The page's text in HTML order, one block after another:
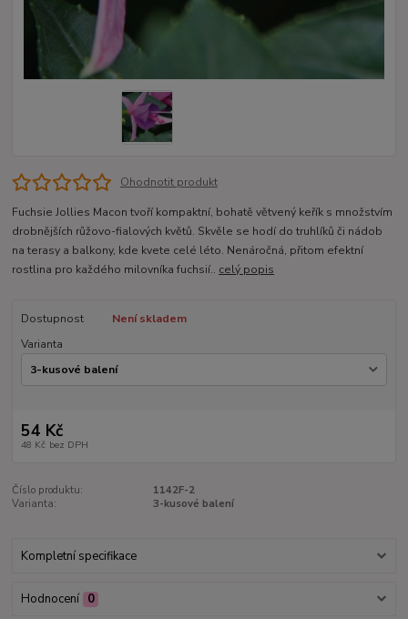
Ohodnotit produkt
Fuchsie Jollies Macon tvoří kompaktní, bohatě větvený keřík s množstvím
drobnějších růžovo-fialových květů. Skvěle se hodí do truhlíků či nádob
na terasy a balkony, kde kvete celé léto. Nenáročná, přitom efektní
rostlina pro každého milovníka fuchsií.. celý popis
Dostupnost
Není skladem
Varianta
54 Kč
48 Kč bez DPH
Číslo produktu:
1142F-2
Varianta:
3-kusové balení
Kompletní specifikace
Hodnocení 0